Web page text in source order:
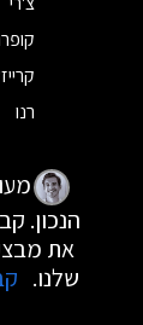
רנו
הנכון.
את
שלנו.